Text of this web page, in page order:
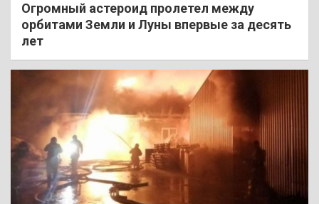
Огромный астероид пролетел между
орбитами Земли и Луны впервые за десять
лет